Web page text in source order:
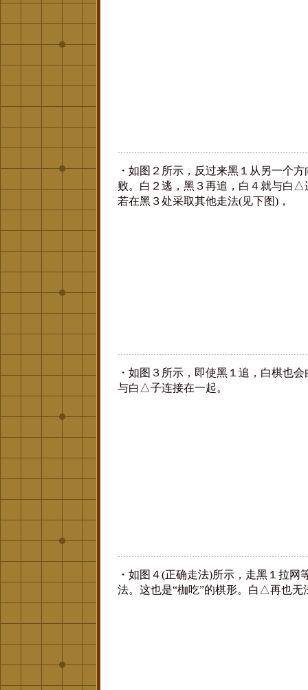
・如图２所示，反过来黑１从另一个
败。白２逃，黑３再追，白４就与白△
若在黑３处采取其他走法(见下图)，
・如图３所示，即使黑１追，白棋也
与白△子连接在一起。
・如图４(正确走法)所示，走黑１拉网
法。这也是“枷吃”的棋形。白△再也无